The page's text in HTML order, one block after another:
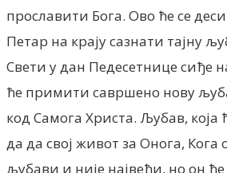
прославити Бога. Ово ће се
Петар на крају сазнати тајну
Свети у дан Педесетнице сиђе
ће примити савршено нову
код Самога Христа. Љубав, која
да да свој живот за Онога, Кога
љубави и није највећи, но он